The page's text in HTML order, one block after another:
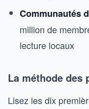
Communautés
million de
lecture locaux
La méthode des
Lisez les dix